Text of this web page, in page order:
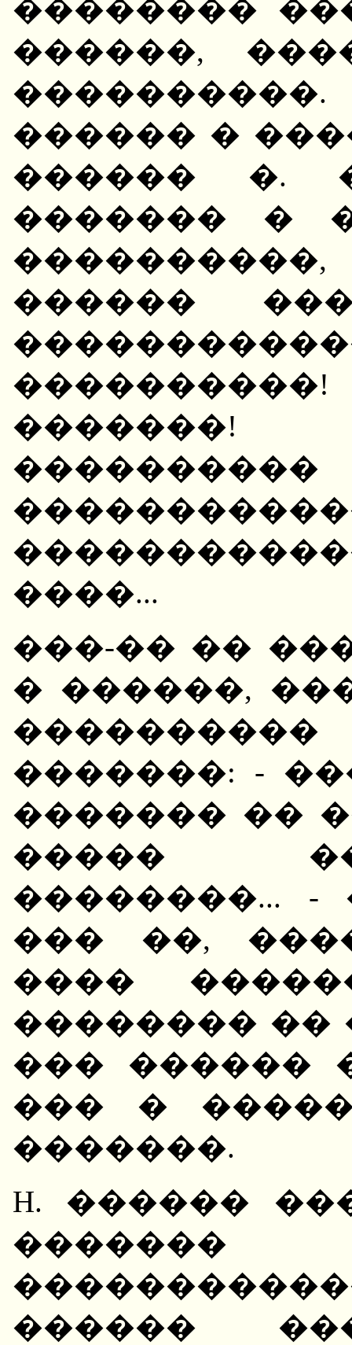
��������
������,
������ �
������ �.
������� �
������
����...
���-�� ��
� ������,
�������: -
������� ��
�����
��������...
��� ��,
����
�������� ��
��� ������
��� �
�������.
H. ������
�������
������